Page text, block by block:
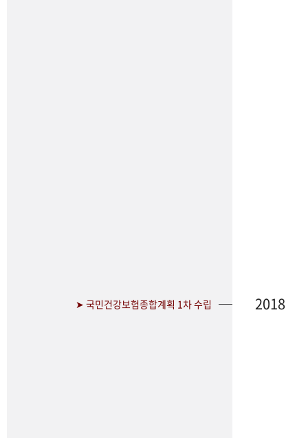
➤ 국민건강보험종합계획 1차 수립 2018